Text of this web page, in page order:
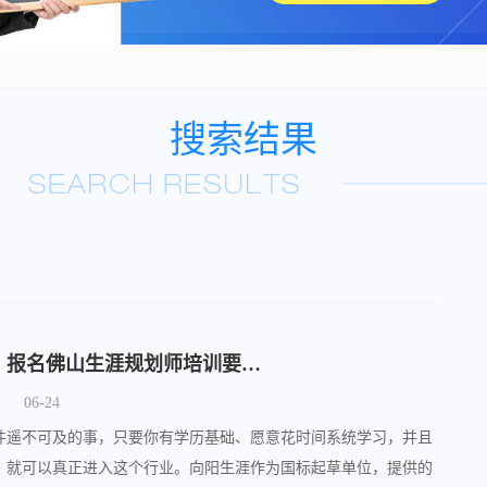
搜索结果
ccp国家生涯规划师是什么？报名佛山生涯规划师培训要哪些条件？
06-24
不可及的事，只要你有学历基础、愿意花时间系统学习，并且
可以真正进入这个行业。向阳生涯作为国标起草单位，提供的